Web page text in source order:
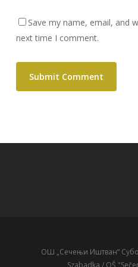
Save my name, email, and
next time I comment.
ОШ „Сечењи Иштван“
Szabadka / OŠ